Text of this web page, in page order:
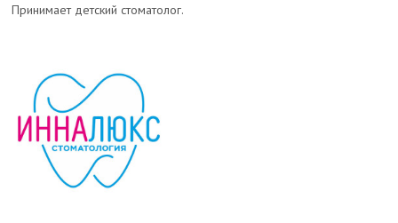
Принимает детский стоматолог.